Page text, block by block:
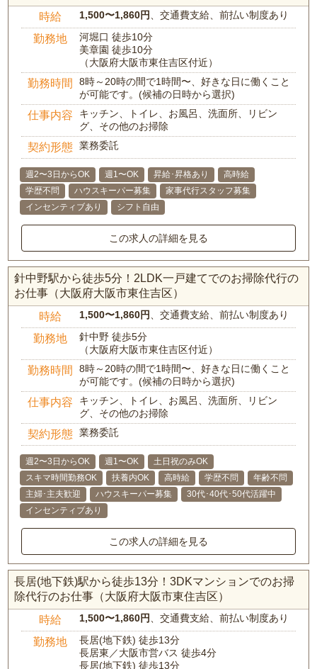
時給 1,500〜1,860円 、交通費支給、前払い制度あり
勤務地
河堀口 徒歩10分
美章園 徒歩10分
（大阪府大阪市東住吉区付近）
勤務時間
8時～20時の間で1時間〜、好きな日に働くこと
が可能です。(候補の日時から選択)
仕事内容
キッチン、トイレ、お風呂、洗面所、リビン
グ、その他のお掃除
契約形態 業務委託
週2〜3日からOK 週1〜OK 昇給･昇格あり
高時給
学歴不問
ハウスキーパー募集
家事代行スタッフ募集
インセンティブあり
シフト自由
この求人の詳細を見る
針中野駅から徒歩5分！2LDK一戸建てでのお掃除代行の
お仕事（大阪府大阪市東住吉区）
時給 1,500〜1,860円 、交通費支給、前払い制度あり
勤務地
針中野 徒歩5分
（大阪府大阪市東住吉区付近）
勤務時間
8時～20時の間で1時間〜、好きな日に働くこと
が可能です。(候補の日時から選択)
仕事内容
キッチン、トイレ、お風呂、洗面所、リビン
グ、その他のお掃除
契約形態 業務委託
週2〜3日からOK 週1〜OK
土日祝のみOK
スキマ時間勤務OK
扶養内OK 高時給 学歴不問
年齢不問
主婦･主夫歓迎
ハウスキーパー募集
30代･40代･50代活躍中
インセンティブあり
この求人の詳細を見る
長居(地下鉄)駅から徒歩13分！3DKマンションでのお掃
除代行のお仕事（大阪府大阪市東住吉区）
時給 1,500〜1,860円 、交通費支給、前払い制度あり
勤務地
長居(地下鉄) 徒歩13分
長居東／大阪市営バス 徒歩4分
長居(地下鉄) 徒歩13分